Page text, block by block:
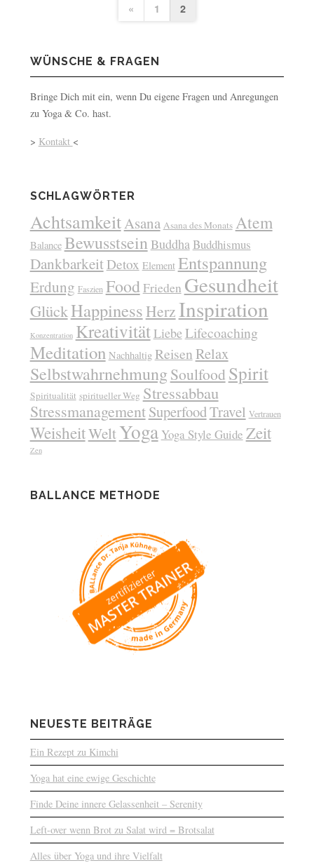
« 1 2
WÜNSCHE & FRAGEN
Bringe Dich mit ein, wenn Du eigene Fragen und Anregungen
zu Yoga & Co. hast.
> Kontakt <
SCHLAGWÖRTER
AchtsamkeitAsana Asana des Monats Atem
Balance Bewusstsein Buddha Buddhismus
DankbarkeitDetox Element Entspannung
Erdung Faszien Food Frieden Gesundheit
GlückHappiness Herz Inspiration
Konzentration KreativitätLiebeLifecoaching
Meditation Nachhaltig ReisenRelax
SelbstwahrnehmungSoulfood Spirit
Spiritualität spiritueller Weg Stressabbau
StressmanagementSuperfoodTravel Vertrauen
WeisheitWeltYoga Yoga Style Guide Zeit
Zen
BALLANCE METHODE
NEUESTE BEITRÄGE
Ein Rezept zu Kimchi
Yoga hat eine ewige Geschichte
Finde Deine innere Gelassenheit – Serenity
Left-over wenn Brot zu Salat wird = Brotsalat
Alles über Yoga und ihre Vielfalt